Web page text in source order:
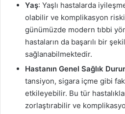
Yaş: Yaşlı hastalarda
olabilir ve komplikasyon
günümüzde modern tıbbi
hastaların da başarılı bir
sağlanabilmektedir.
Hastanın Genel Sağlık
tansiyon, sigara içme gibi
etkileyebilir. Bu tür
zorlaştırabilir ve